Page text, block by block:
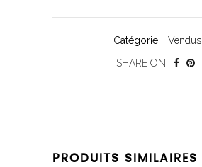
Catégorie : Vendus
SHARE ON:
PRODUITS SIMILAIRES